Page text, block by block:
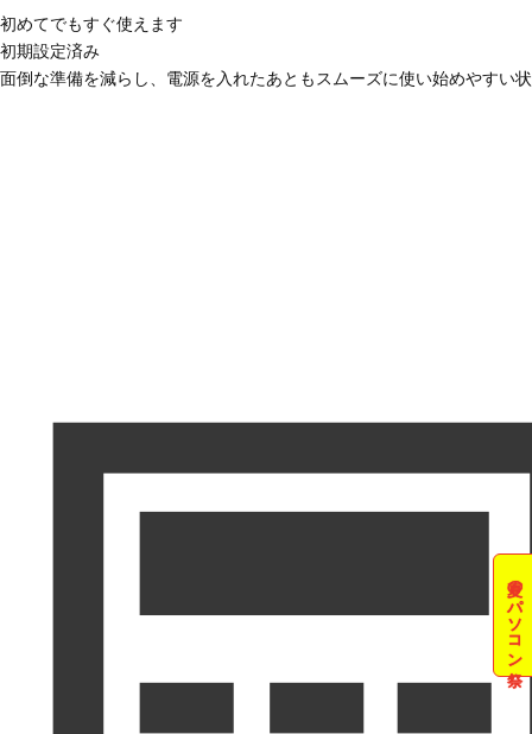
夏のパソコン祭
初めてでもすぐ使えます
初期設定済み
面倒な準備を減らし、電源を入れたあともスムーズに使い始めやすい